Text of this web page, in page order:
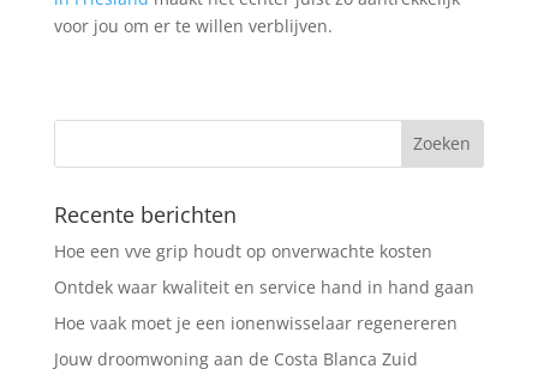
voor jou om er te willen verblijven.
Recente berichten
Hoe een vve grip houdt op onverwachte kosten
Ontdek waar kwaliteit en service hand in hand gaan
Hoe vaak moet je een ionenwisselaar regenereren
Jouw droomwoning aan de Costa Blanca Zuid